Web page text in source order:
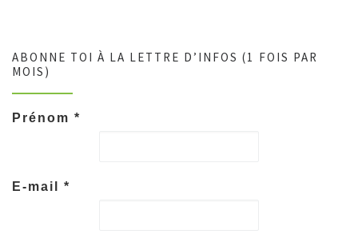
ABONNE TOI À LA LETTRE D’INFOS (1 FOIS PAR
MOIS)
Prénom *
E-mail *